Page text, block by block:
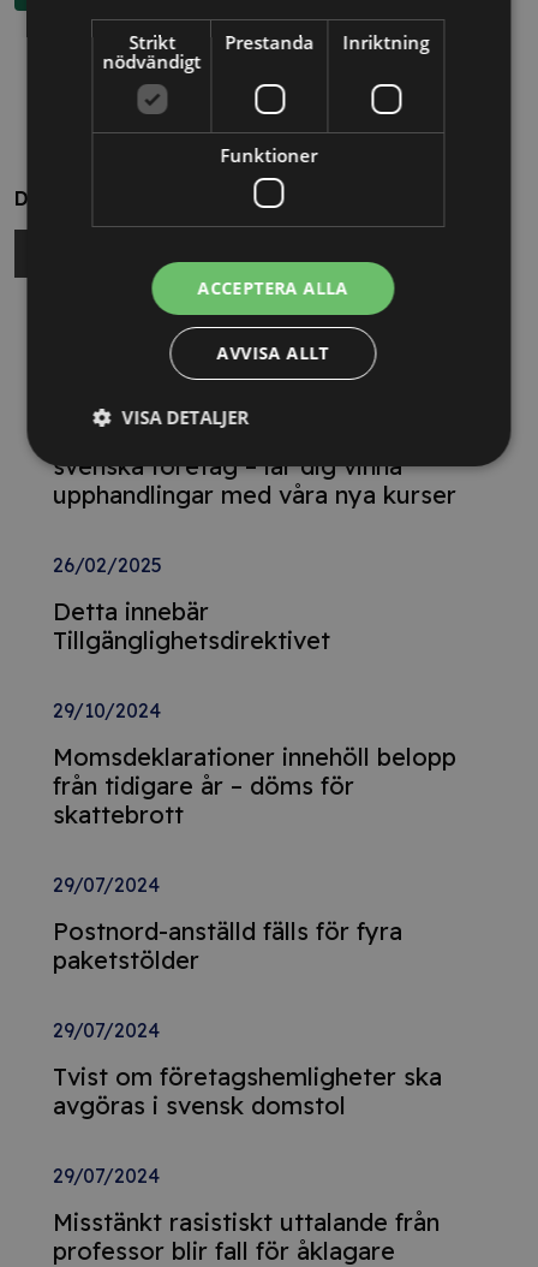
Dela
Relaterade nyheter
Nya Världsbanksregler öppnar för
svenska företag – lär dig vinna
upphandlingar med våra nya kurser
26/02/2025
Detta innebär
Tillgänglighetsdirektivet
29/10/2024
Momsdeklarationer innehöll belopp
från tidigare år – döms för
skattebrott
29/07/2024
Postnord-anställd fälls för fyra
paketstölder
29/07/2024
Tvist om företagshemligheter ska
avgöras i svensk domstol
29/07/2024
Misstänkt rasistiskt uttalande från
professor blir fall för åklagare
Strikt
nödvändigt
Prestanda Inriktning
Funktioner
ACCEPTERA ALLA
AVVISA ALLT
VISA DETALJER